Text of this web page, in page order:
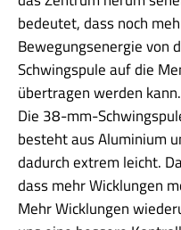
bedeutet, dass noch
Bewegungsenergie von
Schwingspule auf die
übertragen werden kann.
Die 38-mm-
besteht aus Aluminium
dadurch extrem leicht.
dass mehr Wicklungen
Mehr Wicklungen